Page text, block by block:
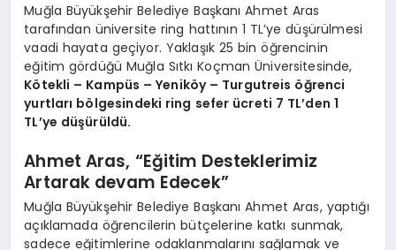
Muğla Büyükşehir Belediye Başkanı Ahmet Aras
tarafından üniversite ring hattının 1 TL’ye düşürülmesi
vaadi hayata geçiyor. Yaklaşık 25 bin öğrencinin
eğitim gördüğü Muğla Sıtkı Koçman Üniversitesinde,
Kötekli – Kampüs – Yeniköy – Turgutreis öğrenci
yurtları bölgesindeki ring sefer ücreti 7 TL’den 1
TL’ye düşürüldü.
Ahmet Aras, “Eğitim Desteklerimiz
Artarak devam Edecek”
Muğla Büyükşehir Belediye Başkanı Ahmet Aras, yaptığı
açıklamada öğrencilerin bütçelerine katkı sunmak,
sadece eğitimlerine odaklanmalarını sağlamak ve